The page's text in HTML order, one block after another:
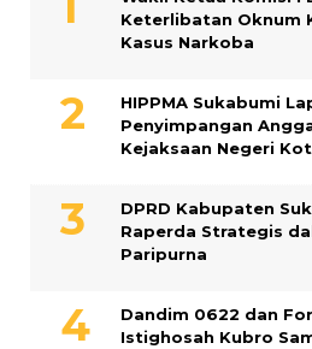
Keterlibatan Oknum
Kasus Narkoba
HIPPMA Sukabumi
Penyimpangan
Kejaksaan Negeri
DPRD Kabupaten
Raperda Strategis
Paripurna
Dandim 0622 dan
Istighosah Kubro